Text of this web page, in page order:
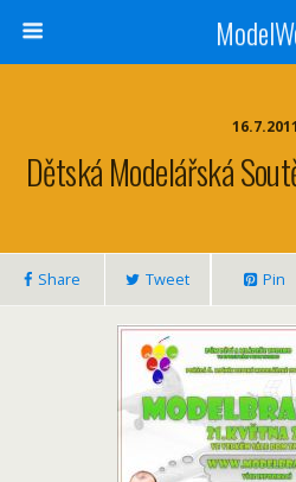
16.7.2011
Dětská Modelářská
Share Tweet Pin